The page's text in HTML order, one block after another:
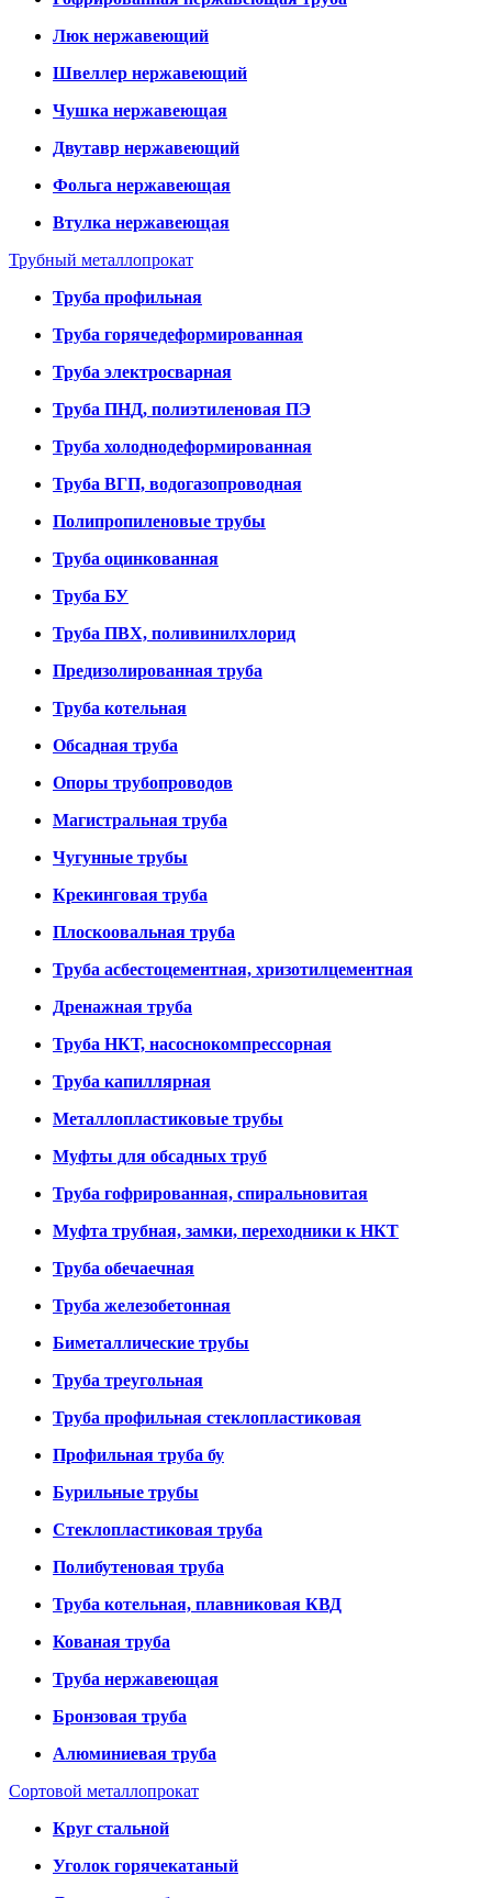
Люк нержавеющий
Швеллер нержавеющий
Чушка нержавеющая
Двутавр нержавеющий
Фольга нержавеющая
Втулка нержавеющая
Трубный металлопрокат
Труба профильная
Труба горячедеформированная
Труба электросварная
Труба ПНД, полиэтиленовая ПЭ
Труба холоднодеформированная
Труба ВГП, водогазопроводная
Полипропиленовые трубы
Труба оцинкованная
Труба БУ
Труба ПВХ, поливинилхлорид
Предизолированная труба
Труба котельная
Обсадная труба
Опоры трубопроводов
Магистральная труба
Чугунные трубы
Крекинговая труба
Плоскоовальная труба
Труба асбестоцементная, хризотилцементная
Дренажная труба
Труба НКТ, насоснокомпрессорная
Труба капиллярная
Металлопластиковые трубы
Муфты для обсадных труб
Труба гофрированная, спиральновитая
Муфта трубная, замки, переходники к НКТ
Труба обечаечная
Труба железобетонная
Биметаллические трубы
Труба треугольная
Труба профильная стеклопластиковая
Профильная труба бу
Бурильные трубы
Стеклопластиковая труба
Полибутеновая труба
Труба котельная, плавниковая КВД
Кованая труба
Труба нержавеющая
Бронзовая труба
Алюминиевая труба
Сортовой металлопрокат
Круг стальной
Уголок горячекатаный